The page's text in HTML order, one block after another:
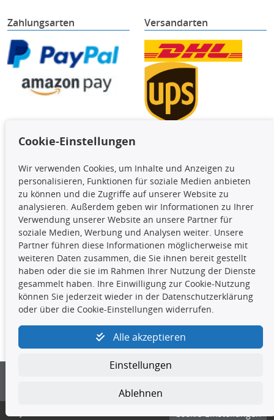
Zahlungsarten Versandarten
Die hier angezeigten Daten,
insbesondere die gesamte Datenbank,
dürfen nicht kopiert werden. Es ist zu
unterlassen, die Daten oder die gesamte Datenbank ohne
vorherige Zustimmung TecDocs zu vervielfältigen, zu
verbreiten und/oder diese Handlungen durch Dritte ausführen
zu lassen. Ein Zuwiderhandeln stellt eine
Urheberrechtsverletzung dar und wird verfolgt.
Kontakt
4yourcar GmbH | Avidesweg 1 | 27386 Hemsbünde |
kundenservice@4yourcar.de
Cookie-Einstellungen
Cookie-Einstellungen
Wir verwenden Cookies, um Inhalte und Anzeigen zu
personalisieren, Funktionen für soziale Medien anbieten
zu können und die Zugriffe auf unserer Website zu
analysieren. Außerdem geben wir Informationen zu Ihrer
Verwendung unserer Website an unsere Partner für
soziale Medien, Werbung und Analysen weiter. Unsere
Partner führen diese Informationen möglicherweise mit
weiteren Daten zusammen, die Sie ihnen bereit gestellt
haben oder die sie im Rahmen Ihrer Nutzung der Dienste
gesammelt haben. Ihre Einwilligung zur Cookie-Nutzung
können Sie jederzeit wieder in der Datenschutzerklärung
oder über die Cookie-Einstellungen widerrufen.
Alle akzeptieren
Einstellungen
Ablehnen